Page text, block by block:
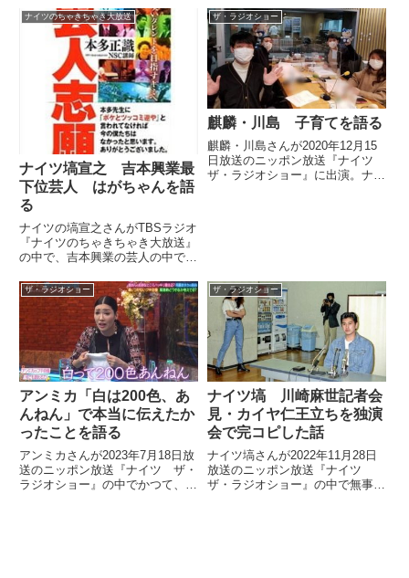
イツのお二人と話していました。
接種についてトーク。1日の接種
可能数の少なさや東京都の若者に
ワクチン接種を促すPR費用など
について話していました。
ナイツのちゃきちゃき大放送
ナイツ塙宣之 吉本興業最
下位芸人 はがちゃんを語
る
ナイツの塙宣之さんがTBSラジオ
『ナイツのちゃきちゃき大放送』
の中で、吉本興業の芸人の中で最
んについて話していました。（塙
宣之）そのきゃりーぱみゅぱみゅ
で言うと、思い出したんですけど
ね、ダウンタウンの浜田さんが...
ザ・ラジオショー
麒麟・川島 子育てを語る
麒麟・川島さんが2020年12月15
日放送のニッポン放送『ナイツ
ザ・ラジオショー』に出演。ナイ
ザ・ラジオショー
アンミカ「白は200色、あ
んねん」で本当に伝えたか
ったことを語る
アンミカさんが2023年7月18日放
送のニッポン放送『ナイツ ザ・
ラジオショー』の中でかつて、
ザ・ラジオショー
ナイツ塙 川崎麻世記者会
見・カイヤ仁王立ちを独演
会で完コピした話
ナイツ塙さんが2022年11月28日
放送のニッポン放送『ナイツ
ザ・ラジオショー』の中で無事終